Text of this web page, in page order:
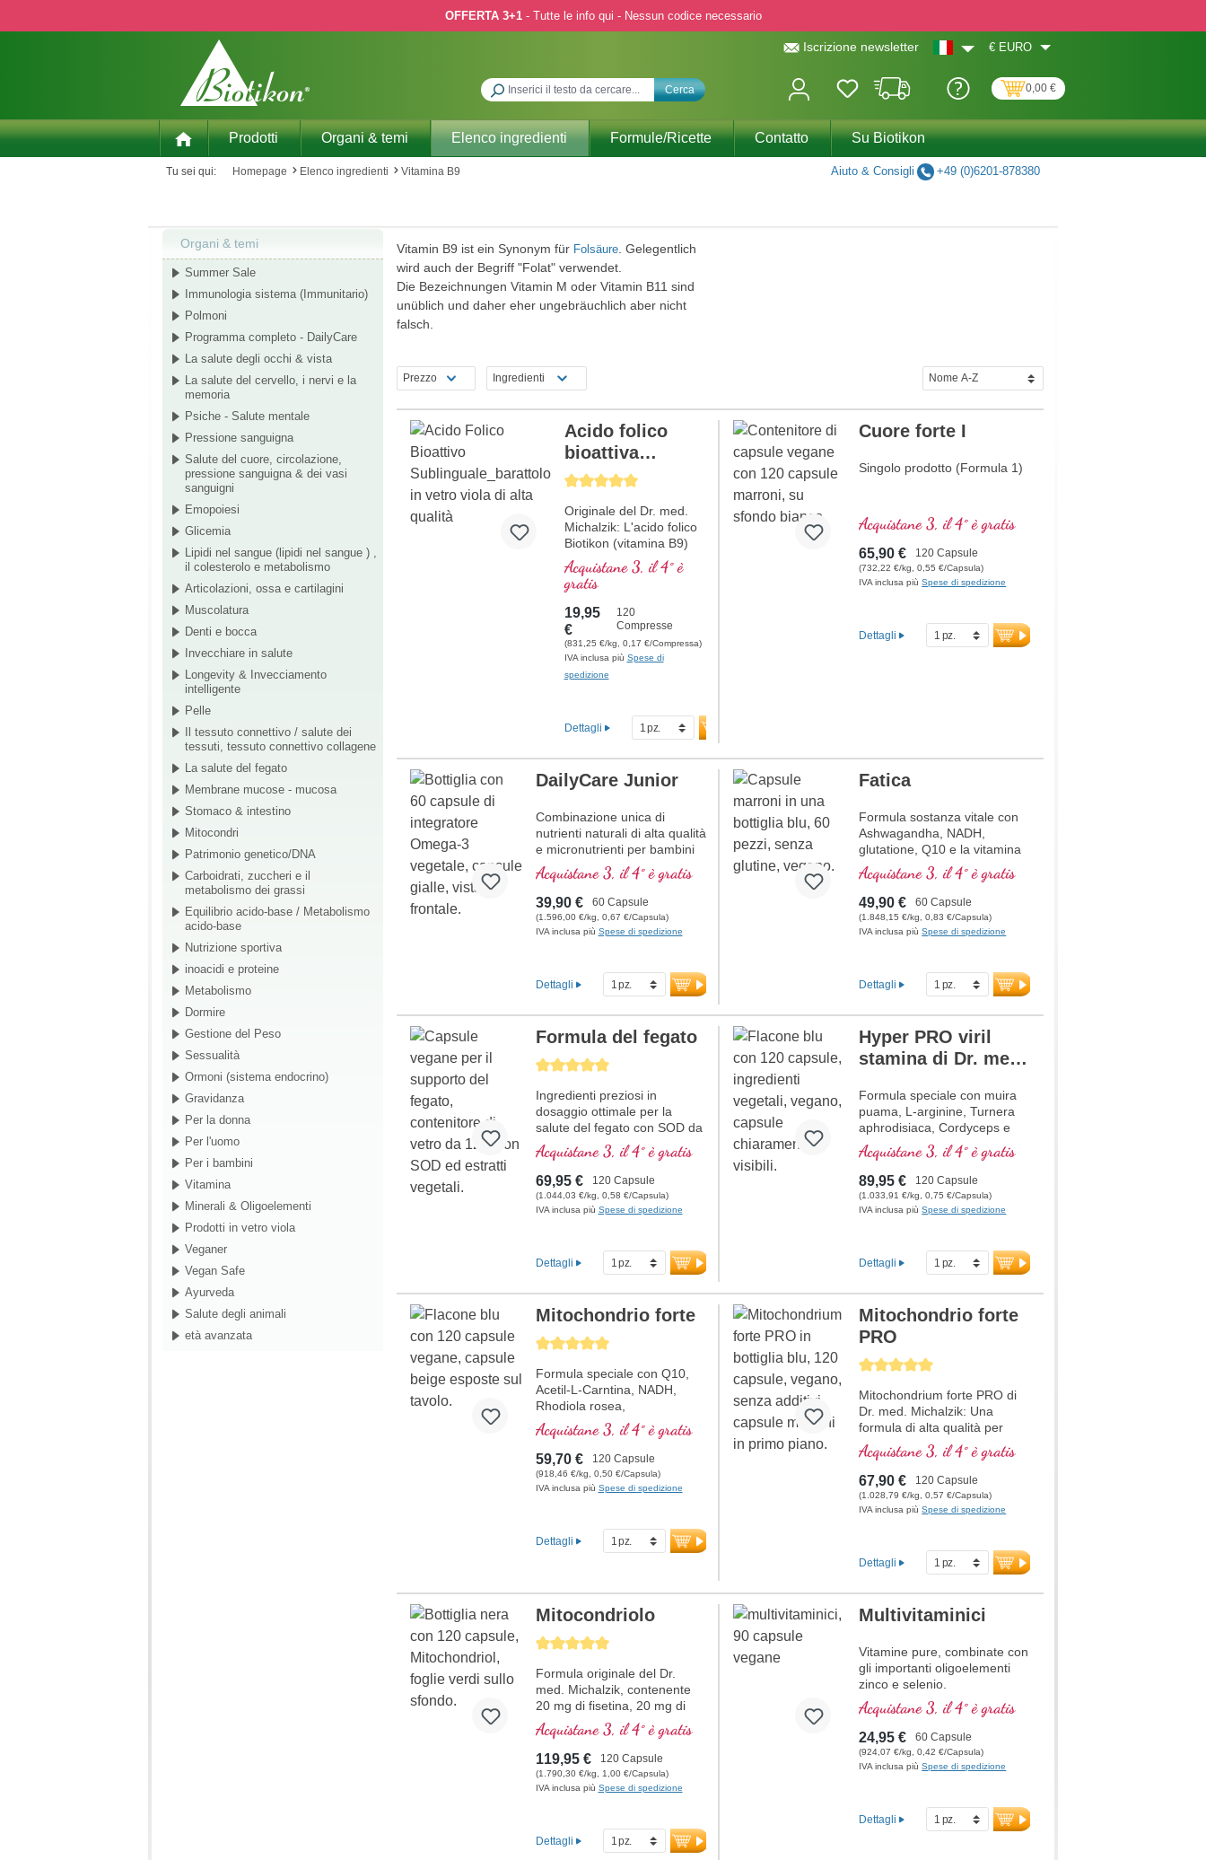
OFFERTA 3+1- Tutte le info qui - Nessun codice necessario
Iscrizione newsletter € EURO
Cerca 0,00 €
Prodotti Organi & temi Elenco ingredienti Formule/Ricette Contatto Su Biotikon
Tu sei qui: Homepage Elenco ingredienti Vitamina B9 Aiuto & Consigli +49 (0)6201-878380
Organi & temi
Summer Sale
Immunologia sistema (Immunitario)
Polmoni
Programma completo - DailyCare
La salute degli occhi & vista
La salute del cervello, i nervi e la
memoria
Psiche - Salute mentale
Pressione sanguigna
Salute del cuore, circolazione,
pressione sanguigna & dei vasi
sanguigni
Emopoiesi
Glicemia
Lipidi nel sangue (lipidi nel sangue ) ,
il colesterolo e metabolismo
Articolazioni, ossa e cartilagini
Muscolatura
Denti e bocca
Invecchiare in salute
Longevity & Invecciamento
intelligente
Pelle
Il tessuto connettivo / salute dei
tessuti, tessuto connettivo collagene
La salute del fegato
Membrane mucose - mucosa
Stomaco & intestino
Mitocondri
Patrimonio genetico/DNA
Carboidrati, zuccheri e il
metabolismo dei grassi
Equilibrio acido-base / Metabolismo
acido-base
Nutrizione sportiva
inoacidi e proteine
Metabolismo
Dormire
Gestione del Peso
Sessualità
Ormoni (sistema endocrino)
Gravidanza
Per la donna
Per l'uomo
Per i bambini
Vitamina
Minerali & Oligoelementi
Prodotti in vetro viola
Veganer
Vegan Safe
Ayurveda
Salute degli animali
età avanzata
Vitamin B9 ist ein Synonym für Folsäure. Gelegentlich
wird auch der Begriff "Folat" verwendet.
Die Bezeichnungen Vitamin M oder Vitamin B11 sind
unüblich und daher eher ungebräuchlich aber nicht
falsch.
Prezzo Ingredienti
Average rating of 5 out of 5 stars
Acido folico
bioattiva
(vitamina B9)
Originale del Dr. med.
Michalzik: L'acido folico
Biotikon (vitamina B9)
offre 800 µg di acido
folico biologicamente
attivo per compressa,
sotto forma di
metiltetraidrofolato (5-
MTHF), particolarmente
ben assorbito
dall'organismo. L'acido
sangue e alla funzione
del sistema immunitario.
confezionato in un sigillo
Prodotto in Germania
secondo i più alti
standard di qualità.
ulteriori informazioni
sull’acido folico
Acquistane 3, il 4° è
gratis
19,95
€
120
Compresse
(831,25 €/kg, 0,17 €/Compressa)
IVA inclusa più Spese di
spedizione
Dettagli
Cuore forte I
Singolo prodotto (Formula 1)
Acquistane 3, il 4° è gratis
65,90 € 120 Capsule
(732,22 €/kg, 0,55 €/Capsula)
IVA inclusa piùSpese di spedizione
Dettagli
DailyCare Junior
Combinazione unica di
nutrienti naturali di alta qualità
e micronutrienti per bambini
dai 6 anni in su, contenente
un totale di 20 nutrienti
essenziali per il vostro
bambino.
Acquistane 3, il 4° è gratis
39,90 € 60 Capsule
(1.596,00 €/kg, 0,67 €/Capsula)
IVA inclusa più Spese di spedizione
Dettagli
Fatica
Formula sostanza vitale con
Ashwagandha, NADH,
glutatione, Q10 e la vitamina
B12, contribuisce a ridurre la
stanchezza e la fatica.
Acquistane 3, il 4° è gratis
49,90 € 60 Capsule
(1.848,15 €/kg, 0,83 €/Capsula)
IVA inclusa piùSpese di spedizione
Dettagli
Average rating of 5 out of 5 stars
Formula del fegato
Ingredienti preziosi in
dosaggio ottimale per la
salute del fegato con SOD da
estratto di melone.
Acquistane 3, il 4° è gratis
69,95 € 120 Capsule
(1.044,03 €/kg, 0,58 €/Capsula)
IVA inclusa più Spese di spedizione
Dettagli
Hyper PRO viril
stamina di Dr. med.
Formula speciale con muira
puama, L-arginine, Turnera
aphrodisiaca, Cordyceps e
zinco legato organicamente
che aiutano la fertilità e un
normale livello di testosterone
nel sangue.
Acquistane 3, il 4° è gratis
89,95 € 120 Capsule
(1.033,91 €/kg, 0,75 €/Capsula)
IVA inclusa piùSpese di spedizione
Dettagli
Average rating of 5 out of 5 stars
Mitochondrio forte
Formula speciale con Q10,
Acetil-L-Carntina, NADH,
Rhodiola rosea,
Fosfatidilserina, Glutatione,
Cordyceps e rame, che
contribuisce al normale
metabolismo di energia (sotto
forma di ATP nella catena
Acquistane 3, il 4° è gratis
59,70 € 120 Capsule
(918,46 €/kg, 0,50 €/Capsula)
IVA inclusa più Spese di spedizione
Dettagli
Average rating of 5 out of 5 stars
Mitochondrio forte
PRO
Mitochondrium forte PRO di
Dr. med. Michalzik: Una
formula di alta qualità per
supportare il metabolismo
energetico e la salute
cellulare. Include NADH, Q10,
Resveratrolo e Tiamina, che
promuovono il metabolismo
forma di Sodium-R-Lipoato.
Sigillatura senza alluminio e
garantiscono la massima
qualità. Sviluppato da medici.
ulteriori informazioni su
Mitochondrium forte PRO
Acquistane 3, il 4° è gratis
67,90 € 120 Capsule
(1.028,79 €/kg, 0,57 €/Capsula)
IVA inclusa piùSpese di spedizione
Dettagli
Average rating of 5 out of 5 stars
Mitocondriolo
Formula originale del Dr.
med. Michalzik, contenente
20 mg di fisetina, 20 mg di
NADH, 150 mg di Q10 e molti
altri importanti agenti
mitocondriali. Con l'enhancer
di biodisponibilità D-Pinitol.
Guscio delle capsule vegano,
attivatore mitocondriale PGC-
1α, senza additivi, qualità ad
Acquistane 3, il 4° è gratis
119,95 € 120 Capsule
(1.790,30 €/kg, 1,00 €/Capsula)
IVA inclusa più Spese di spedizione
Dettagli
Multivitaminici
Vitamine pure, combinate con
gli importanti oligoelementi
zinco e selenio.
Acquistane 3, il 4° è gratis
24,95 € 60 Capsule
(924,07 €/kg, 0,42 €/Capsula)
IVA inclusa piùSpese di spedizione
Dettagli